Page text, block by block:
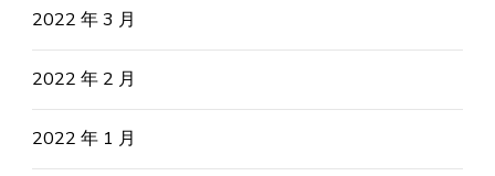
2022 年 3 月
2022 年 2 月
2022 年 1 月